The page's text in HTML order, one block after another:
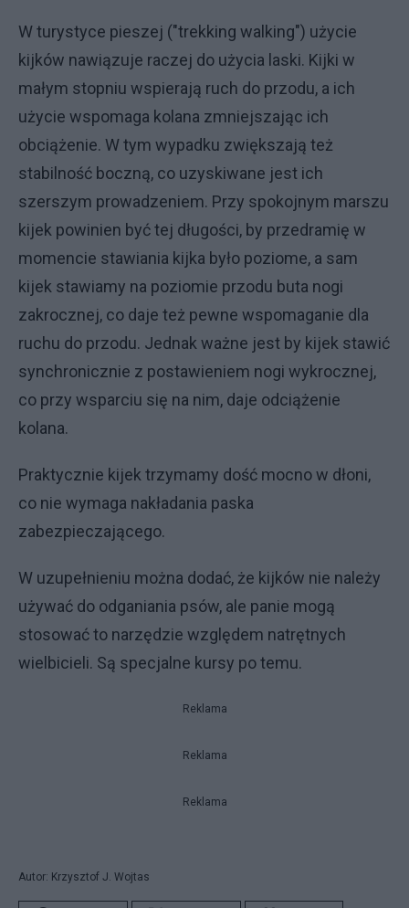
W turystyce pieszej ("trekking walking") użycie
kijków nawiązuje raczej do użycia laski. Kijki w
małym stopniu wspierają ruch do przodu, a ich
użycie wspomaga kolana zmniejszając ich
obciążenie. W tym wypadku zwiększają też
stabilność boczną, co uzyskiwane jest ich
szerszym prowadzeniem. Przy spokojnym marszu
kijek powinien być tej długości, by przedramię w
momencie stawiania kijka było poziome, a sam
kijek stawiamy na poziomie przodu buta nogi
zakrocznej, co daje też pewne wspomaganie dla
ruchu do przodu. Jednak ważne jest by kijek stawić
synchronicznie z postawieniem nogi wykrocznej,
co przy wsparciu się na nim, daje odciążenie
kolana.
Praktycznie kijek trzymamy dość mocno w dłoni,
co nie wymaga nakładania paska
zabezpieczającego.
W uzupełnieniu można dodać, że kijków nie należy
używać do odganiania psów, ale panie mogą
stosować to narzędzie względem natrętnych
wielbicieli. Są specjalne kursy po temu.
Reklama
Reklama
Reklama
Autor: Krzysztof J. Wojtas